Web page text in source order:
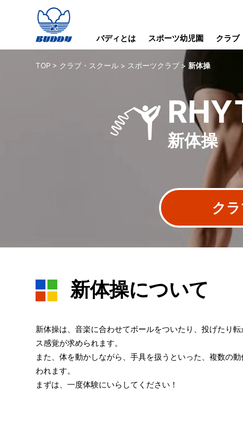
バディとは スポーツ幼児園 クラブ
TOP > クラブ・スクール > スポーツクラブ > 新体操
新体操
ク
新体操について
新体操は、音楽に合わせてボールをついたり、投げたり
ス感覚が求められます。
また、体を動かしながら、手具を扱うといった、複数の
われます。
まずは、一度体験にいらしてください！